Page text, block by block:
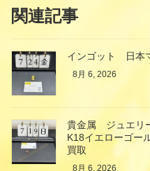
関連記事
インゴット 日
8月 6, 2026
貴金属 ジュエ
K18イエローゴ
買取
8月 6, 2026